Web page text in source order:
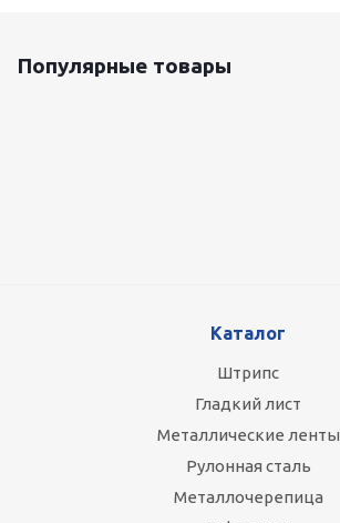
Популярные товары
Каталог
Штрипс
Гладкий лист
Металлические ленты
Рулонная сталь
Металлочерепица